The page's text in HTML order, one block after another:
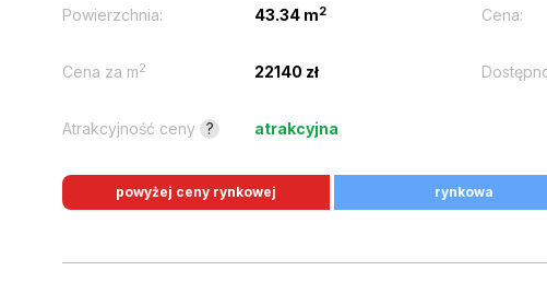
Powierzchnia: 43.34 m2 Cena:
Cena za m2 22140 zł
Atrakcyjność ceny ? atrakcyjna
powyżej ceny rynkowej rynkowa